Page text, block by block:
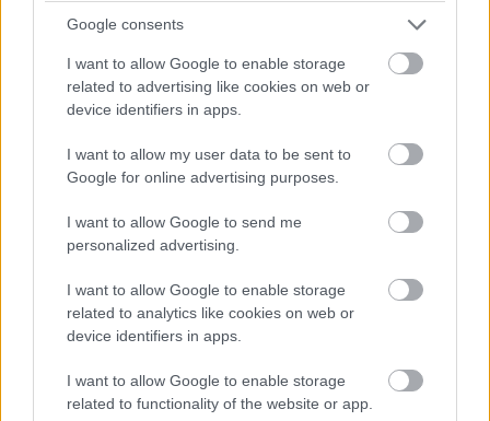
Google consents
I want to allow Google to enable storage
related to advertising like cookies on web or
device identifiers in apps.
I want to allow my user data to be sent to
Google for online advertising purposes.
I want to allow Google to send me
personalized advertising.
I want to allow Google to enable storage
related to analytics like cookies on web or
device identifiers in apps.
I want to allow Google to enable storage
related to functionality of the website or app.
4 domáce triky, ako otvoriť fľašu vína aj
bez vývrtky. Stačí pár vecí, ktoré už máte
doma (video)